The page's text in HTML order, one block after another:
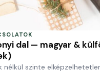
dal — magyar &
nélkül szinte